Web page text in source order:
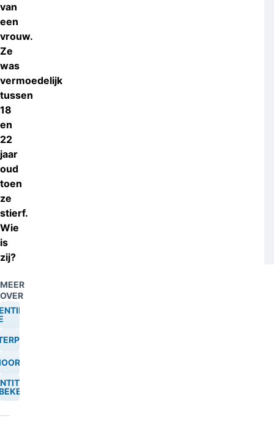
van
een
vrouw.
Ze
was
vermoedelijk
tussen
18
en
22
jaar
oud
toen
ze
stierf.
Wie
is
zij?
MEER
OVER